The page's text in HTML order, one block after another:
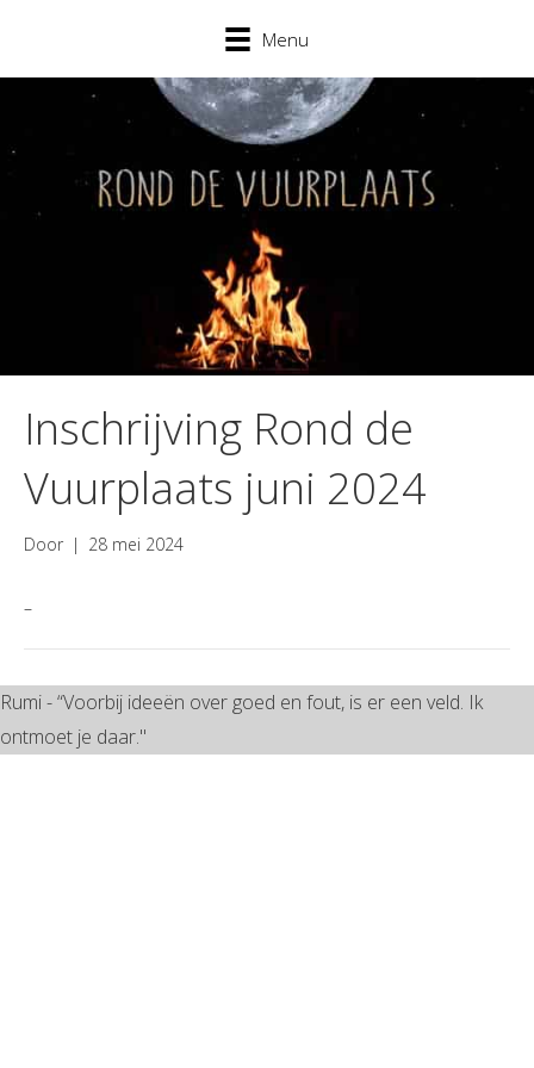
Menu
Inschrijving Rond de
Vuurplaats juni 2024
Door | 28 mei 2024
–
Rumi - “Voorbij ideeën over goed en fout, is er een veld. Ik
ontmoet je daar."